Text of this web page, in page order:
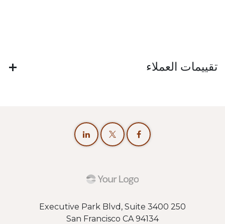
تقييمات العملاء
250 Executive Park Blvd, Suite 3400
San Francisco CA 94134